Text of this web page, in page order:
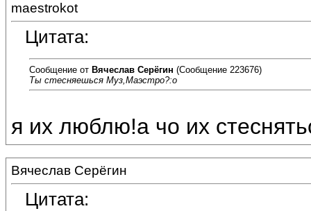
maestrokot
Цитата:
Сообщение от Вячеслав Серёгин (Сообщение 223676)
Ты стесняешься Муз,Маэстро?:o
я их люблю!а чо их
Вячеслав Серёгин
Цитата: